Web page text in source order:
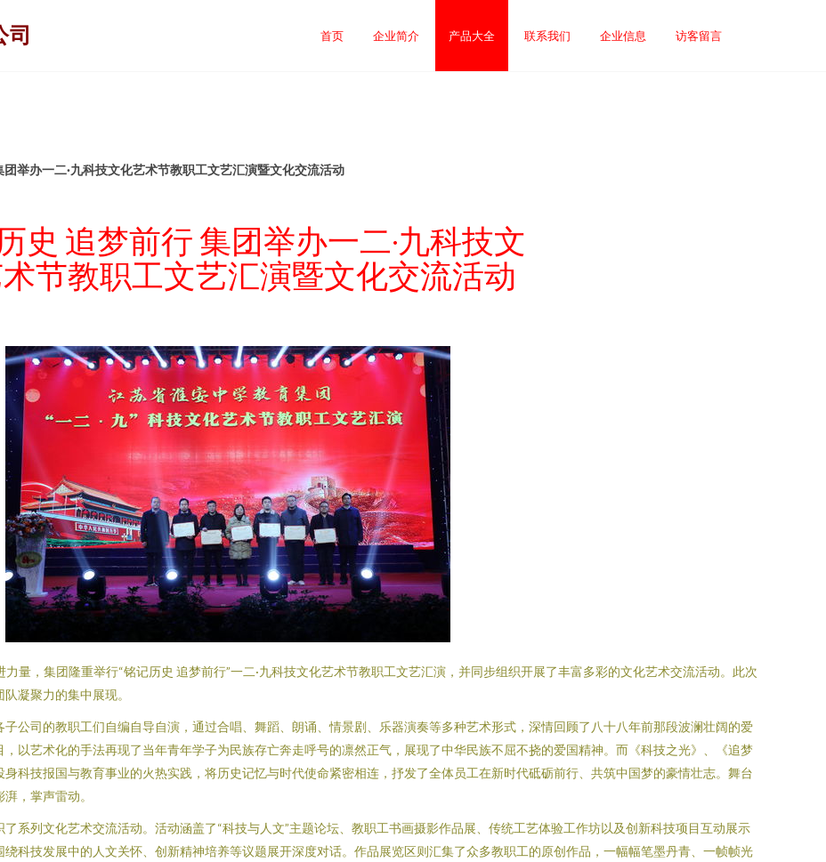
司 首页 企业简介 产品大全 联系我们 企业信息 访客留言
举办一二·九科技文化艺术节教职工文艺汇演暨文化交流活动
史 追梦前行 集团举办一二·九科技文
节教职工文艺汇演暨文化交流活动
量，集团隆重举行“铭记历史 追梦前行”一二·九科技文化艺术节教职工文艺汇演，并同步组织开展了丰富多彩的文化艺术交流活动。此次
凝聚力的集中展现。
公司的教职工们自编自导自演，通过合唱、舞蹈、朗诵、情景剧、乐器演奏等多种艺术形式，深情回顾了八十八年前那段波澜壮阔的爱
以艺术化的手法再现了当年青年学子为民族存亡奔走呼号的凛然正气，展现了中华民族不屈不挠的爱国精神。而《科技之光》、《追梦
科技报国与教育事业的火热实践，将历史记忆与时代使命紧密相连，抒发了全体员工在新时代砥砺前行、共筑中国梦的豪情壮志。舞台
，掌声雷动。
系列文化艺术交流活动。活动涵盖了“科技与人文”主题论坛、教职工书画摄影作品展、传统工艺体验工作坊以及创新科技项目互动展示
科技发展中的人文关怀、创新精神培养等议题展开深度对话。作品展览区则汇集了众多教职工的原创作品，一幅幅笔墨丹青、一帧帧光